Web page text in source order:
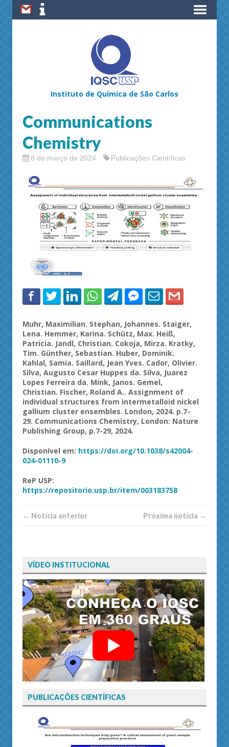
Instituto de Química de São Carlos
Communications
Chemistry
8 de março de 2024 Publicações Científicas
Muhr, Maximilian. Stephan, Johannes. Staiger,
Lena. Hemmer, Karina. Schütz, Max. Heiß,
Patricia. Jandl, Christian. Cokoja, Mirza. Kratky,
Tim. Günther, Sebastian. Huber, Dominik.
Kahlal, Samia. Saillard, Jean Yves. Cador, Olivier.
Silva, Augusto Cesar Huppes da. Silva, Juarez
Lopes Ferreira da. Mink, Janos. Gemel,
Christian. Fischer, Roland A.. Assignment of
individual structures from intermetalloid nickel
gallium cluster ensembles. London, 2024. p.7-
29. Communications Chemistry, London: Nature
Publishing Group, p.7-29, 2024.
Disponível em: https://doi.org/10.1038/s42004-
024-01110-9
ReP USP:
https://repositorio.usp.br/item/003183758
← Notí­cia anterior Próxima notí­­cia →
VÍDEO INSTITUCIONAL
PUBLICAÇÕES CIENTÍFICAS